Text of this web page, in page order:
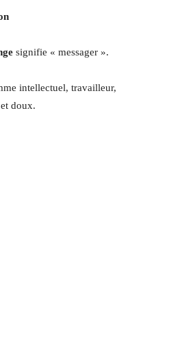
signifie « messager ».
intellectuel, travailleur,
doux.